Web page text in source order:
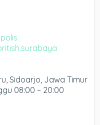
Sidoarjo, Jawa Timur
08:00 – 20:00